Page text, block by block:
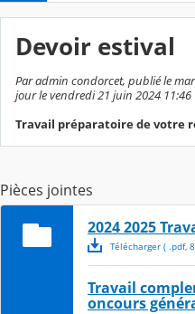
Devoir estival
Par admin condorcet, publié le
jour le vendredi 21 juin 2024 11:46
Travail préparatoire de votre
Pièces jointes
2024 2025
Télécharger( .pdf,
Travail
oncours